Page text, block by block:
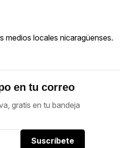
medios locales nicaragüenses.
en tu correo
gratis en tu bandeja
Suscríbete